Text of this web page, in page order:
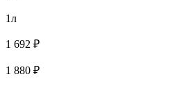
1л
1 692 ₽
1 880 ₽